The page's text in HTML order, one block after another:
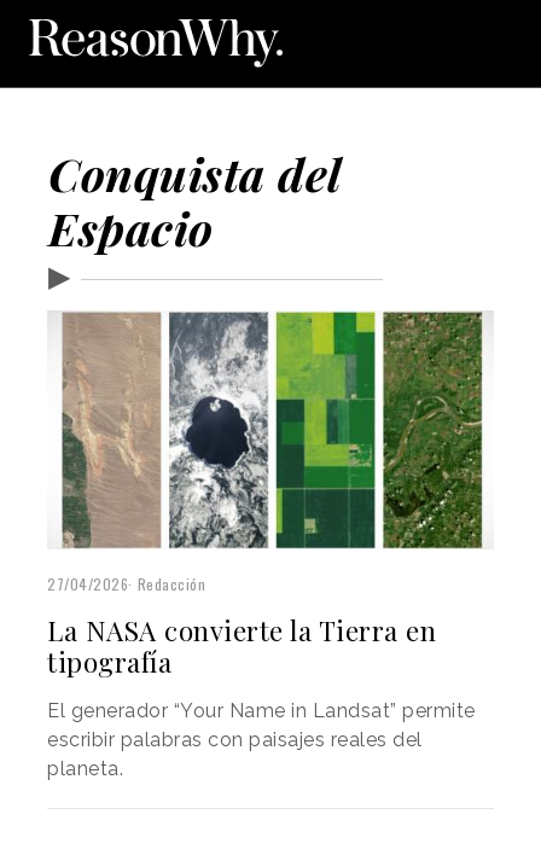
Conquista del
Espacio
▶
27/04/2026 Redacción
La NASA convierte la Tierra en
tipografía
El generador “Your Name in Landsat” permite
escribir palabras con paisajes reales del
planeta.